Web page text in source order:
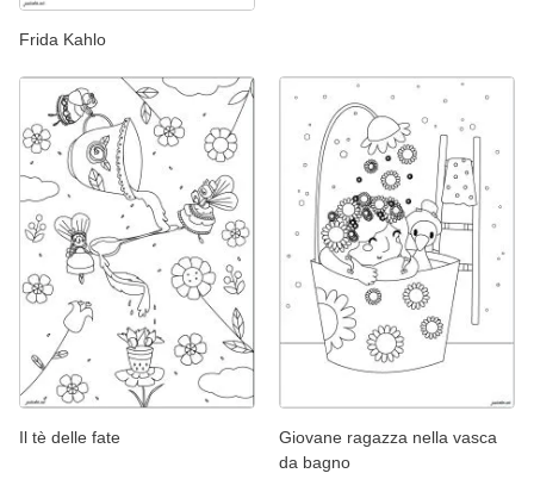
Frida Kahlo
Il tè delle fate
Giovane ragazza nella vasca
da bagno